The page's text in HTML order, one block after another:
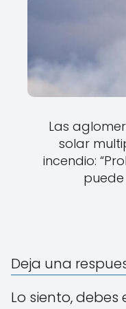
Las
solar
incendio:
puede
Deja una
Lo siento, debes